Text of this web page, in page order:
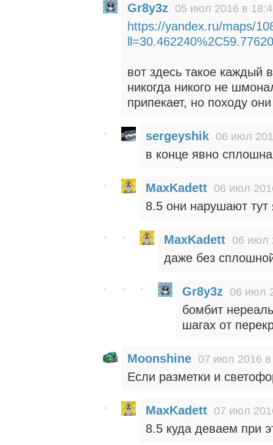
Gr8y3z 05 июл 2016 в
https://yandex.ru/maps/
вот здесь такое каждый
никогда никого не
припекает, но походу
sergeyshik 06 июл
в конце явно
MaxKadett 06 июл
8.5 они нарушают тут
MaxKadett 06 июл
даже без
Gr8y3z 06 июл
бомбит
шагах от
Moonshine 07 июл 2016
Если разметки и
MaxKadett 07 июл
8.5 куда деваем при